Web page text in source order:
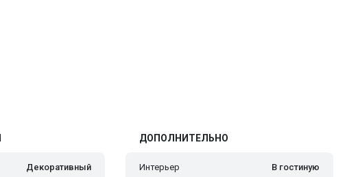
Декоративный
ДОПОЛНИТЕЛЬНО
Интерьер
В гостиную